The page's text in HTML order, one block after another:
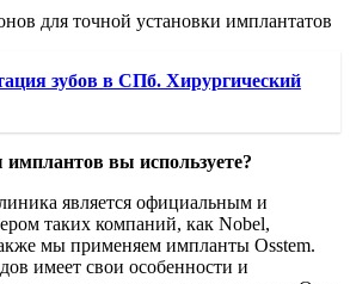
для точной установки имплантатов
зубов в СПб. Хирургический
вы используете?
является официальным и
таких компаний, как Nobel,
мы применяем импланты Osstem.
имеет свои особенности и